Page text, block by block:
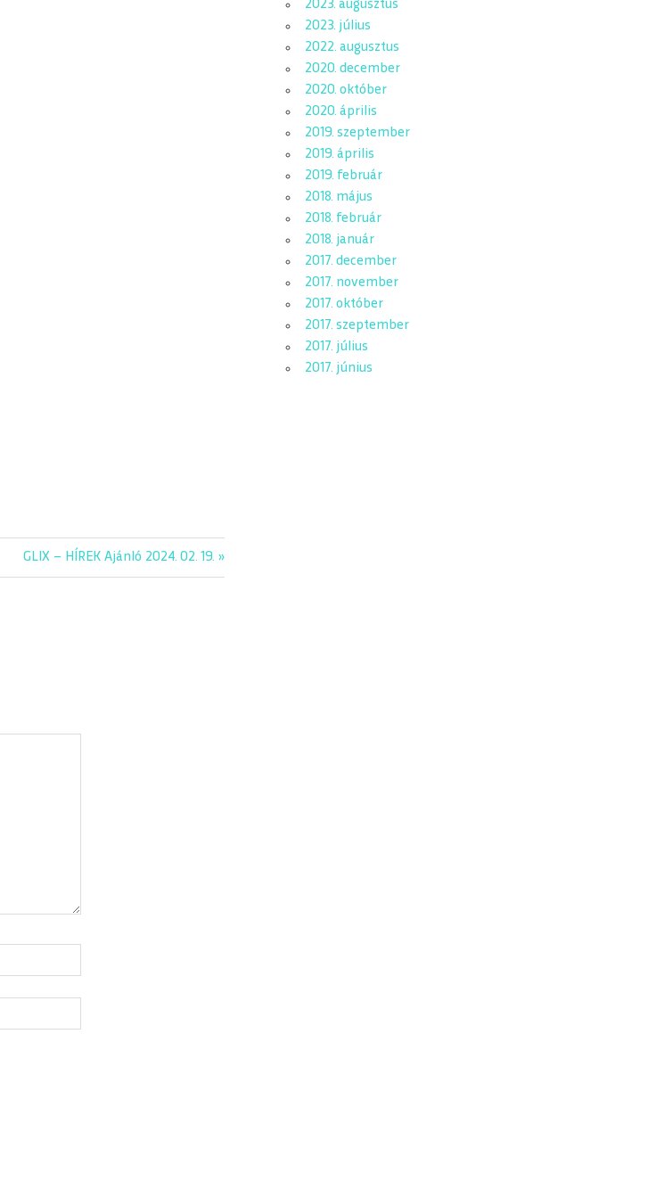
Next
Post:
GLIX – HÍREK Ajánló 2024. 02. 19.
2023. augusztus
2023. július
2022. augusztus
2020. december
2020. október
2020. április
2019. szeptember
2019. április
2019. február
2018. május
2018. február
2018. január
2017. december
2017. november
2017. október
2017. szeptember
2017. július
2017. június